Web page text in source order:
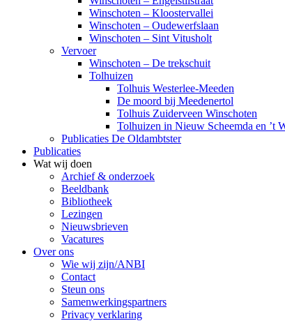
Winschoten – Kloostervallei
Winschoten – Oudewerfslaan
Winschoten – Sint Vitusholt
Vervoer
Winschoten – De trekschuit
Tolhuizen
Tolhuis Westerlee-Meeden
De moord bij Meedenertol
Tolhuis Zuiderveen Winschoten
Tolhuizen in Nieuw Scheemda en ’t
Publicaties De Oldambtster
Publicaties
Wat wij doen
Archief & onderzoek
Beeldbank
Bibliotheek
Lezingen
Nieuwsbrieven
Vacatures
Over ons
Wie wij zijn/ANBI
Contact
Steun ons
Samenwerkingspartners
Privacy verklaring